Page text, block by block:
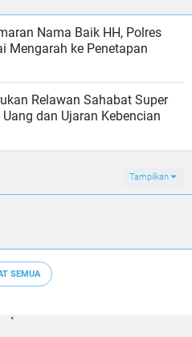
Nama Baik HH, Polres
Mengarah ke Penetapan
Relawan Sahabat Super
dan Ujaran Kebencian
Tampilkan
SEMUA
"